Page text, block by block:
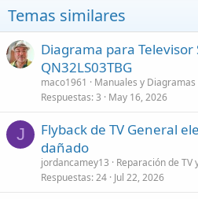
Temas similares
Diagrama para Televisor
QN32LS03TBG
maco1961
Manuales y
Respuestas 3 May 16, 2026
J
Flyback de TV General
dañado
jordancamey13
Reparación de TV
Respuestas 24 Jul 22, 2026